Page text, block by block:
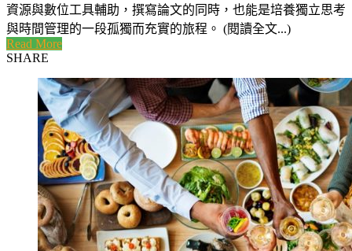
資源與數位工具輔助，撰寫論文的同時，也能是培養獨立思考
與時間管理的一段孤獨而充實的旅程。 (閱讀全文...)
Read More
SHARE